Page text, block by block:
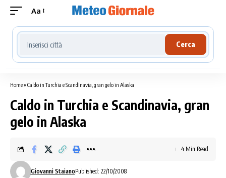
Aa
Cerca località meteo
Cerca
Home» Caldo in Turchia e Scandinavia, gran gelo in Alaska
Caldo in Turchia e Scandinavia, gran
gelo in Alaska
Giovanni StaianoPublished: 22/10/2008
4 Min Read